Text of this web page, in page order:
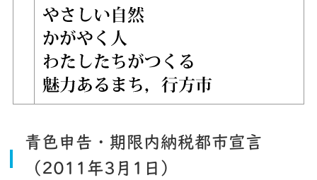
青色申告・期限内納税都市宣言
（2011年3月1日）